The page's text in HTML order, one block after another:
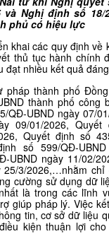
và Nghị định số 18/
phủ có hiệu lực
khai các quy định về
thủ tục hành chính
đạt nhiều kết quả
pháp thành phố
thành phố công
QĐ-UBND ngày 07/
09/01/2026,
Quyết định số
số 599/QĐ-
UBND ngày 11/02/
25/3/2026,…nhằm
cường sử dụng dữ
là trong các lĩnh
giúp pháp lý. Việc
tin, cơ sở dữ liệu
kiện thuận lợi